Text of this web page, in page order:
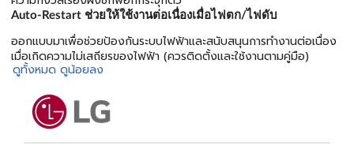
Auto-Restart ช่วยให้ใช้งานต่อเนื่องเมื่อไฟตก/ไฟดับ
ออกแบบมาเพื่อช่วยป้องกันระบบไฟฟ้าและสนับสนุนการทำงานต่อเนื่อง
เมื่อเกิดความไม่เสถียรของไฟฟ้า (ควรติดตั้งและใช้งานตามคู่มือ)
ดูทั้งหมด ดูน้อยลง